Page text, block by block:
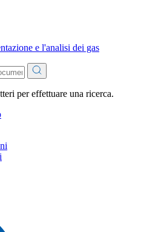
e l'analisi dei gas
per effettuare una ricerca.